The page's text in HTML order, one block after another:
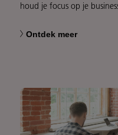
houd je focus op je
Ontdek meer